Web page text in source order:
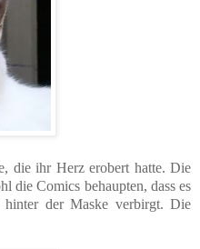
die ihr Herz erobert hatte. Die
die Comics behaupten, dass es
der Maske verbirgt. Die